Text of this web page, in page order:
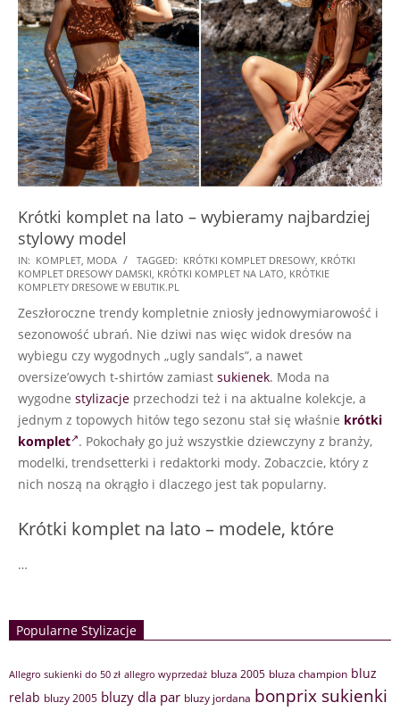
Krótki komplet na lato – wybieramy najbardziej
stylowy model
2021-
06-
IN: KOMPLET, MODA TAGGED: KRÓTKI KOMPLET DRESOWY, KRÓTKI
KOMPLET DRESOWY DAMSKI, KRÓTKI KOMPLET NA LATO, KRÓTKIE
KOMPLETY DRESOWE W EBUTIK.PL
Zeszłoroczne trendy kompletnie zniosły jednowymiarowość i
sezonowość ubrań. Nie dziwi nas więc widok dresów na
wybiegu czy wygodnych „ugly sandals”, a nawet
oversize’owych t-shirtów zamiast sukienek. Moda na
wygodne stylizacje przechodzi też i na aktualne kolekcje, a
jednym z topowych hitów tego sezonu stał się właśnie krótki
komplet . Pokochały go już wszystkie dziewczyny z branży,
modelki, trendsetterki i redaktorki mody. Zobaczcie, który z
nich noszą na okrągło i dlaczego jest tak popularny.
Krótki komplet na lato – modele, które
…
Popularne Stylizacje
Allegro sukienki do 50 zł allegro wyprzedaż bluza 2005 bluza champion bluz
relab bluzy 2005 bluzy dla par bluzy jordana bonprix sukienki